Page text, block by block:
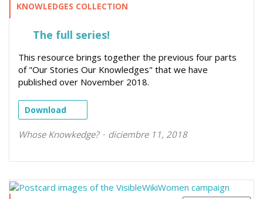
KNOWLEDGES COLLECTION
The full series!
This resource brings together the previous four parts
of "Our Stories Our Knowledges" that we have
published over November 2018.
Download
Whose Knowkedge? diciembre 11, 2018